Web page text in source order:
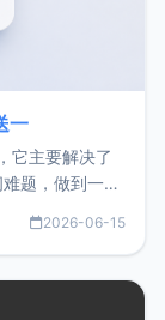
一
它主要解决了
题，做到一处
2026-06-15